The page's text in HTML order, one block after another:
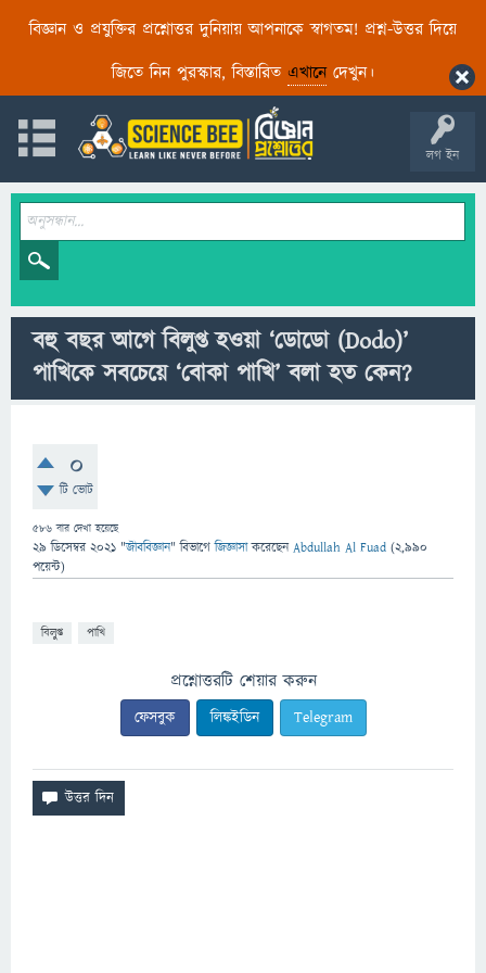
বিজ্ঞান ও প্রযুক্তির প্রশ্নোত্তর দুনিয়ায় আপনাকে স্বাগতম! প্রশ্ন-উত্তর দিয়ে
জিতে নিন পুরস্কার, বিস্তারিত এখানেদেখুন।
লগ ইন
বহু বছর আগে বিলুপ্ত হওয়া ‘ডোডো (Dodo)’
পাখিকে সবচেয়ে ‘বোকা পাখি’ বলা হত কেন?
0
টি ভোট
586 বার দেখা হয়েছে
29 ডিসেম্বর 2021 "জীববিজ্ঞান" বিভাগে জিজ্ঞাসাকরেছেনAbdullah Al Fuad (2,990
পয়েন্ট)
বিলুপ্ত পাখি
প্রশ্নোত্তরটি শেয়ার করুন
ফেসবুক লিঙ্কইডিন Telegram